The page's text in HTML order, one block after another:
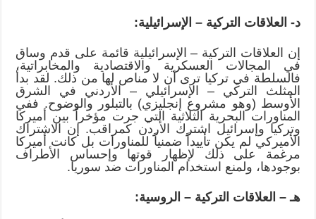
د- العلاقات التركية – الإسرائيلية:
إن العلاقات التركية – الإسرائيلية قائمة على قدم وساق
في المجالات العسكرية والاقتصادية والمخابراتية،
فالسلطة في تركيا ترى أن لا مناص لها من ذلك. لقد بدأ
المثلث التركي – الإسرائيلي – الأردني في الشرق
الأوسط (وهو مشروع إنجليزي) بالتبلور والوضوح. ففي
المناورات البحرية الثلاثية التي جرت مؤخراً بين أميركا
وتركيا وإسرائيل اشترك الأردن كمراقب. إن الاشتراك
الأميركي لم يكن تأييداً ضمنياً للمناورات بل كانت أميركا
مرغمة على ذلك لإظهار قوتها وإحساس الأطراف
بوجودها، ولمنع استخدام المناورات ضد سوريا.
هـ – العلاقات التركية – الروسية: